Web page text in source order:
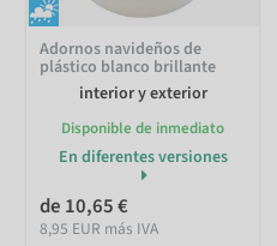
Adornos navideños de
plástico blanco brillante
interior y exterior
Disponible de inmediato
En diferentes versiones
de 10,65 €
8,95 EUR más IVA